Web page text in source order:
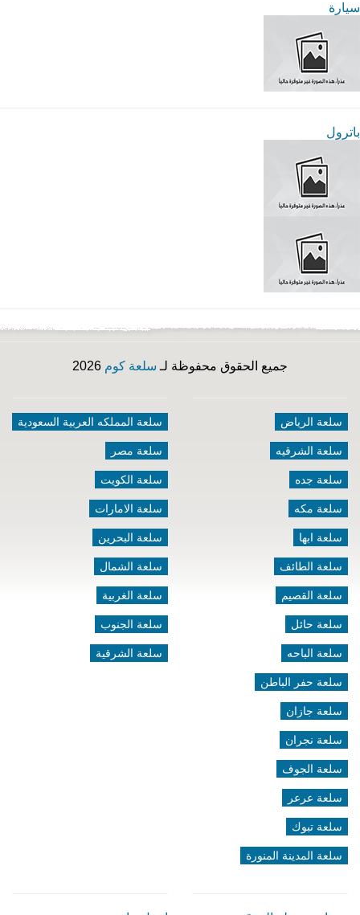
سيارة
باترول
جميع الحقوق محفوظة لـ سلعة كوم
سلعة الرياض
سلعة الشرقيه
سلعة جده
سلعة مكه
سلعة ابها
سلعة الطائف
سلعة القصيم
سلعة حائل
سلعة الباحه
سلعة حفر الباطن
سلعة جازان
سلعة نجران
سلعة الجوف
سلعة عرعر
سلعة تبوك
سلعة المدينة المنورة
سلعة المملكه العربية السعودية
سلعة مصر
سلعة الكويت
سلعة الامارات
سلعة البحرين
سلعة الشمال
سلعة الغربية
سلعة الجنوب
سلعة الشرقية